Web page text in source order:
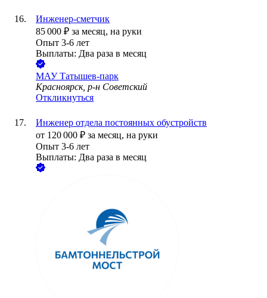
Инженер-сметчик
85 000 ₽ за месяц, на руки
Опыт 3-6 лет
Выплаты: Два раза в месяц
МАУ Татышев-парк
Красноярск, р-н Советский
Откликнуться
Инженер отдела постоянных обустройств
от 120 000 ₽ за месяц, на руки
Опыт 3-6 лет
Выплаты: Два раза в месяц